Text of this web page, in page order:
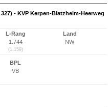
- KVP Kerpen-Blatzheim-Heerweg
L-Rang
1.744
(1.159)
Land
NW
BPL
VB